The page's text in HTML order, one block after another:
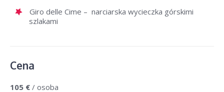
Giro delle Cime – narciarska wycieczka górskimi
szlakami
Cena
105 € / osoba